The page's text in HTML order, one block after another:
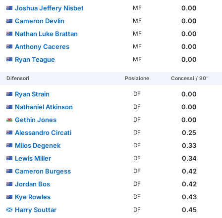
Joshua Jeffery Nisbet
MF
0.00
Cameron Devlin
MF
0.00
Nathan Luke Brattan
MF
0.00
Anthony Caceres
MF
0.00
Ryan Teague
MF 0.00
Difensori Posizione Concessi / 90'
Ryan Strain DF
0.00
Nathaniel Atkinson
DF
0.00
Gethin Jones
DF
0.00
Alessandro Circati
DF
0.25
Milos Degenek
DF
0.33
Lewis Miller
DF
0.34
Cameron Burgess
DF
0.42
Jordan Bos
DF
0.42
Kye Rowles
DF
0.43
Harry Souttar
DF
0.45